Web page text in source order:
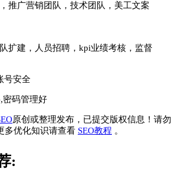
推广营销团队，技术团队，美工文案
扩建，人员招聘，kpi业绩考核，监督
号安全
密码管理好
原创或整理发布，已提交版权信息！请勿
多优化知识请查看 SEO教程 。
: